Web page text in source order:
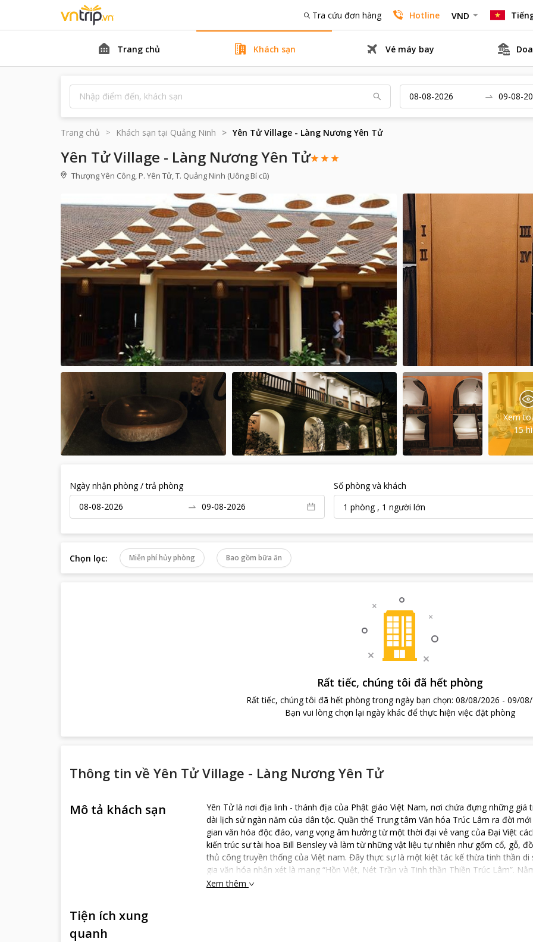
Tra cứu đơn hàng Hotline VND
Trang chủ Khách sạn Vé máy bay
Trang chủ Khách sạn tại Quảng Ninh Yên Tử Village - Làng Nương Yên Tử
Yên Tử Village - Làng Nương Yên Tử
Thượng Yên Công, P. Yên Tử, T. Quảng Ninh (Uông Bí cũ)
Xem
15
Ngày nhận phòng / trả phòng
Số phòng và khách
1 phòng, 1 người lớn
Chọn lọc: Miễn phí hủy phòng Bao gồm bữa ăn
Rất tiếc, chúng tôi đã hết phòng
Rất tiếc, chúng tôi đã hết phòng trong ngày bạn chọn: 08/08/2026 - 09/
Bạn vui lòng chọn lại ngày khác để thực hiện việc đặt phòng
Thông tin về Yên Tử Village - Làng Nương Yên Tử
Mô tả khách sạn
Yên Tử là nơi địa linh - thánh địa của Phật giáo Việt Nam, nơi chứa đựng những
dài lịch sử ngàn năm của dân tộc. Quần thể Trung tâm Văn hóa Trúc Lâm ra đời
gian văn hóa độc đáo, vang vọng âm hưởng từ một thời đại vẻ vang của Đại Việt
kiến trúc sư tài hoa Bill Bensley và làm từ những vật liệu tự nhiên như gốm cổ, gỗ,
thủ công truyền thống của Việt nam. Đây thực sự là một kiệt tác kế thừa tinh thần
gia văn hóa nhận xét là mang “Hồn Việt, Nét Trần và Tinh thần Thiền Trúc Lâm”.
diện với Khu tĩnh dưỡng Legacy Yên Tử mang dáng dấp cung đình là Khu nghỉ
Xem thêm
Tiện ích xung
quanh